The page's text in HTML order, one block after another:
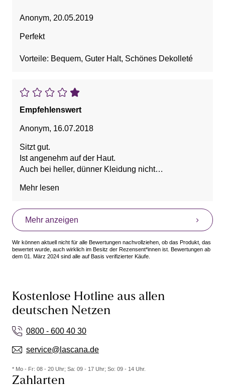
Anonym, 20.05.2019
Perfekt
Vorteile: Bequem, Guter Halt, Schönes Dekolleté
Empfehlenswert
Anonym, 16.07.2018
Sitzt gut.
Ist angenehm auf der Haut.
Auch bei heller, dünner Kleidung nicht
Mehr lesen
Mehr anzeigen
Wir können aktuell nicht für alle Bewertungen nachvollziehen, ob das Produkt, das
bewertet wurde, auch wirklich im Besitz der Rezensent*innen ist. Bewertungen ab
dem 01. März 2024 sind alle auf Basis verifizierter Käufe.
Kostenlose Hotline aus allen
deutschen Netzen
0800 - 600 40 30
service@lascana.de
* Mo - Fr: 08 - 20 Uhr; Sa: 09 - 17 Uhr; So: 09 - 14 Uhr.
Zahlarten